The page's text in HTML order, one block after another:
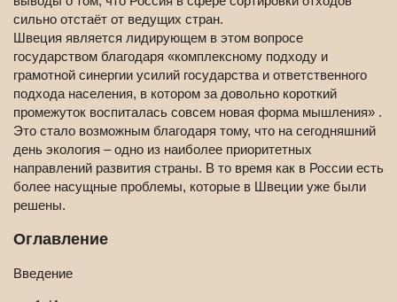
сильно отстаёт от ведущих стран.
Швеция является лидирующем в этом вопросе
государством благодаря «комплексному подходу и
грамотной синергии усилий государства и ответственного
подхода населения, в котором за довольно короткий
промежуток воспиталась совсем новая форма мышления» .
Это стало возможным благодаря тому, что на сегодняшний
день экология – одно из наиболее приоритетных
направлений развития страны. В то время как в России есть
более насущные проблемы, которые в Швеции уже были
решены.
Оглавление
Введение